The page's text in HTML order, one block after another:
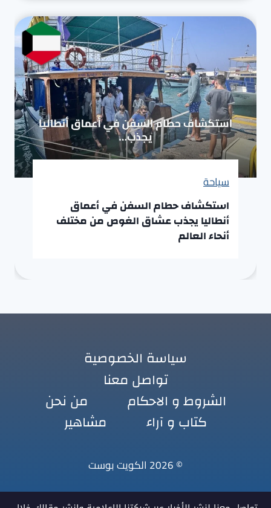
سياحة
استكشاف حطام السفن في أعماق
أنطاليا يجذب عشاق الغوص من مختلف
أنحاء العالم
سياسة الخصوصية
تواصل معنا
الشروط و الاحكام
من نحن
كتاب و آراء
مشاهير
© 2026 الكويت بوست